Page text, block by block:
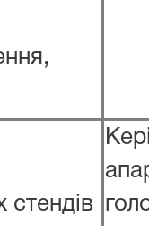
стендів